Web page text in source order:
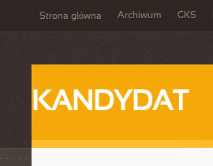
Strona główna Archiwum GKS
KANDYDAT